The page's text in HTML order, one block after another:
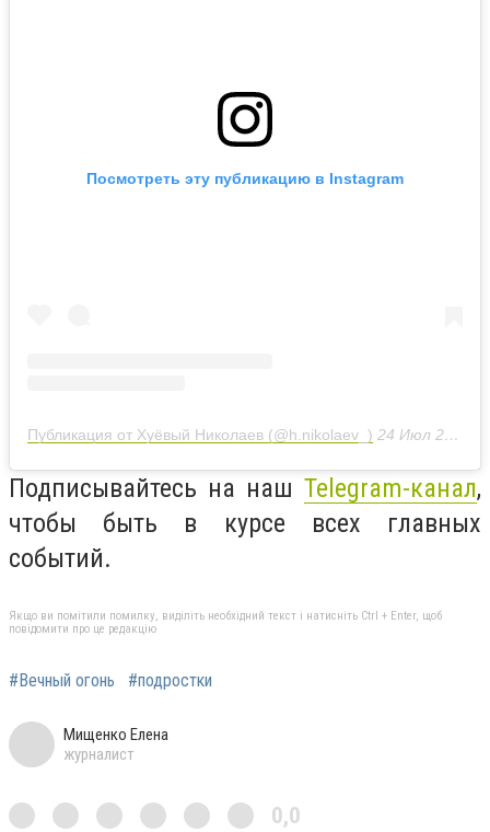
Посмотреть эту публикацию в Instagram
Публикация от Хуёвый Николаев (@h.nikolaev_) 24 Июл 2020 в 10:32 PDT
Подписывайтесь на наш Telegram-канал,
чтобы быть в курсе всех главных
событий.
Якщо ви помітили помилку, виділіть необхідний текст і натисніть Ctrl + Enter, щоб
повідомити про це редакцію
#Вечный огонь #подростки
Мищенко Елена
журналист
0,0